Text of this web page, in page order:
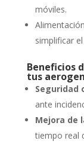
móviles.
simplificar
Beneficios
tus
Seguridad
ante
Mejora de
tiempo real